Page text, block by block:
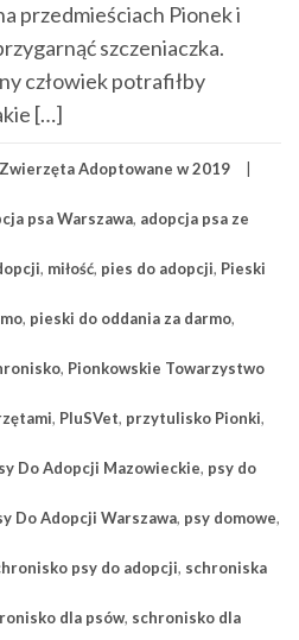
przedmieściach Pionek i
szczeniaczka.
człowiek potrafiłby
[…]
Zwierzęta Adoptowane w 2019
psa Warszawa, adopcja psa ze
, miłość, pies do adopcji, Pieski
, pieski do oddania za darmo,
, Pionkowskie Towarzystwo
, PluSVet, przytulisko Pionki,
Do Adopcji Mazowieckie, psy do
Do Adopcji Warszawa, psy domowe,
psy do adopcji, schroniska
dla psów, schronisko dla